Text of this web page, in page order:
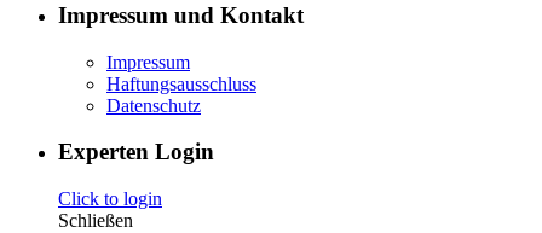
Impressum und Kontakt
Impressum
Haftungsausschluss
Datenschutz
Experten Login
Click to login
Schließen